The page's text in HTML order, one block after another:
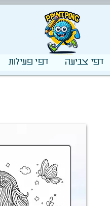
דפי צביעה דפי פעילות